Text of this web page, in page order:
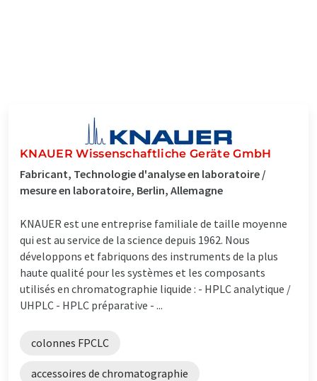
KNAUER Wissenschaftliche Geräte GmbH
Fabricant, Technologie d'analyse en laboratoire /
mesure en laboratoire, Berlin, Allemagne
KNAUER est une entreprise familiale de taille moyenne
qui est au service de la science depuis 1962. Nous
développons et fabriquons des instruments de la plus
haute qualité pour les systèmes et les composants
utilisés en chromatographie liquide : - HPLC analytique /
UHPLC - HPLC préparative - ...
colonnes FPCLC
accessoires de chromatographie